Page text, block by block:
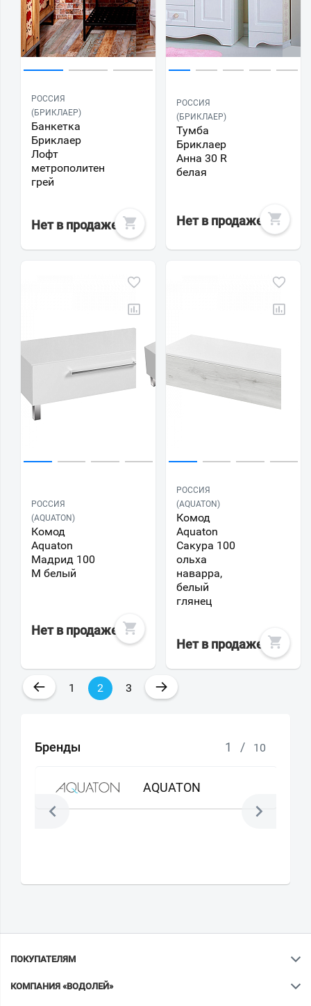
РОССИЯ
(БРИКЛАЕР)
Банкетка
Бриклаер
Лофт
метрополитен
грей
Нет в продаже
РОССИЯ
(БРИКЛАЕР)
Тумба
Бриклаер
Анна 30 R
белая
Нет в продаже
РОССИЯ
(AQUATON)
Комод
Aquaton
Мадрид 100
М белый
Нет в продаже
РОССИЯ
(AQUATON)
Комод
Aquaton
Сакура 100
ольха
наварра,
белый
глянец
Нет в продаже
← 1 2 3 →
Бренды 1 / 10
AQUATON
ПОКУПАТЕЛЯМ
КОМПАНИЯ «ВОДОЛЕЙ»